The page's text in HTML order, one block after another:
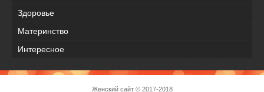
Здоровье
Материнство
Интересное
Женский сайт© 2017-2018